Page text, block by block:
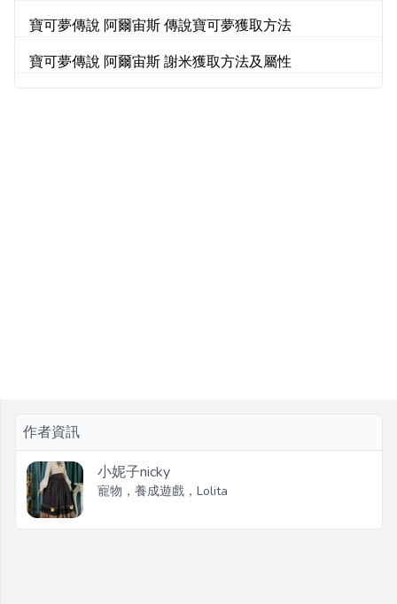
寶可夢傳說 阿爾宙斯 傳說寶可夢獲取方法
寶可夢傳說 阿爾宙斯 謝米獲取方法及屬性
作者資訊
小妮子nicky
寵物，養成遊戲，Lolita